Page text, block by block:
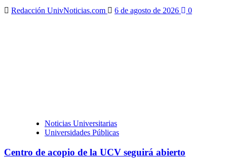
Redacción UnivNoticias.com 6 de agosto de 2026 0
Noticias Universitarias
Universidades Públicas
Centro de acopio de la UCV seguirá abierto